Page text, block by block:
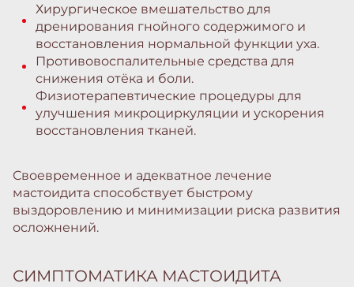
Хирургическое вмешательство для
дренирования гнойного содержимого и
восстановления нормальной функции уха.
Противовоспалительные средства для
снижения отёка и боли.
Физиотерапевтические процедуры для
улучшения микроциркуляции и ускорения
восстановления тканей.
Своевременное и адекватное лечение
мастоидита способствует быстрому
выздоровлению и минимизации риска развития
осложнений.
СИМПТОМАТИКА МАСТОИДИТА